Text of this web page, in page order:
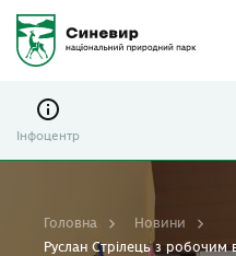
Інфоцентр
Головна
Новини
Руслан Стрілець з робочим